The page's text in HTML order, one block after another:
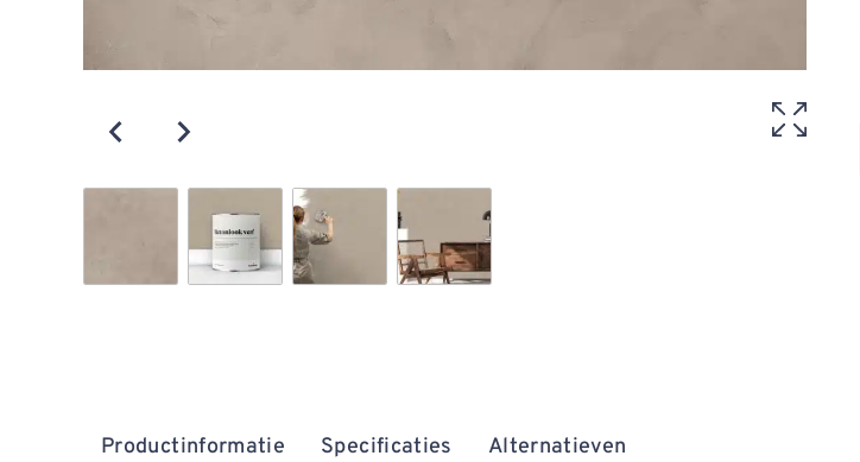
Productinformatie Specificaties Alternatieven